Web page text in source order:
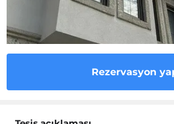
Rezervasyon